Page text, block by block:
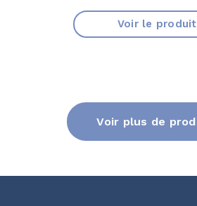
Voir le produit
Voir plus de